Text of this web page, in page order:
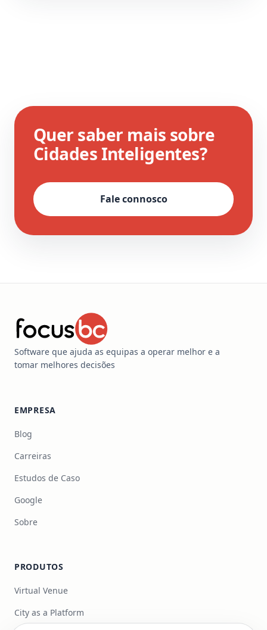
Quer saber mais sobre
Cidades Inteligentes?
Fale connosco
Software que ajuda as equipas a operar melhor e a
tomar melhores decisões
EMPRESA
Blog
Carreiras
Estudos de Caso
Google
Sobre
PRODUTOS
Virtual Venue
City as a Platform